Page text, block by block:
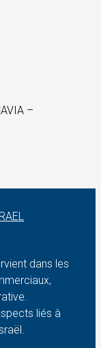
–
dans les
liés à